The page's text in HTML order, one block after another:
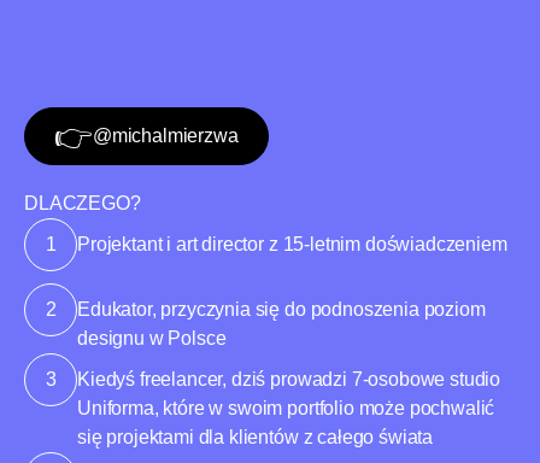
👉‍️@michalmierzwa
DLACZEGO?
1
Projektant i art director z 15-letnim doświadczeniem
2
Edukator, przyczynia się do podnoszenia poziom
designu w Polsce
3
Kiedyś freelancer, dziś prowadzi 7-osobowe studio
Uniforma, które w swoim portfolio może pochwalić
się projektami dla klientów z całego świata